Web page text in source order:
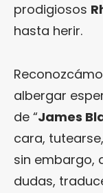
prodigiosos
hasta herir.
albergar
de “James
cara,
sin embargo,
dudas,